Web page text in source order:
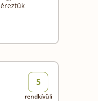
5
rendkívüli